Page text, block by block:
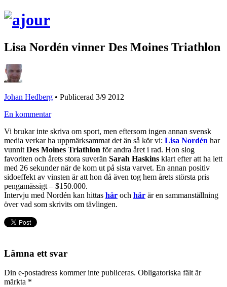
Lisa Nordén vinner Des Moines Triathlon
Johan Hedberg • Publicerad 3/9 2012
En kommentar
Vi brukar inte skriva om sport, men eftersom ingen annan svensk
media verkar ha uppmärksammat det än så kör vi: Lisa Nordén har
vunnit Des Moines Triathlon för andra året i rad. Hon slog
favoriten och årets stora suverän Sarah Haskins klart efter att ha lett
med 26 sekunder när de kom ut på sista varvet. En annan positiv
sidoeffekt av vinsten är att hon då även tog hem årets största pris
pengamässigt – $150.000.
Intervju med Nordén kan hittas här och här är en sammanställning
över vad som skrivits om tävlingen.
Lämna ett svar
Din e-postadress kommer inte publiceras. Obligatoriska fält är
märkta *